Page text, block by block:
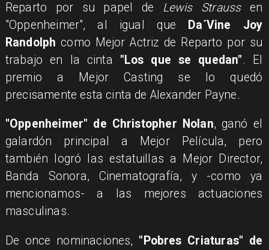
Reparto por su papel de Lewis Straussen
"Oppenheimer", al igual que
Da´Vine Joy
Randolph como Mejor Actriz de Reparto por su
trabajo en la cinta "Los que se quedan". El
premio a Mejor Casting se lo quedó
precisamente esta cinta de Alexander Payne.
"Oppenheimer" de Christopher Nolan, ganó el
galardón principal a Mejor Película, pero
también logró las estatuillas a Mejor Director,
Banda Sonora, Cinematografía, y -como ya
mencionamos- a las mejores actuaciones
masculinas.
De once nominaciones, "Pobres Criaturas" de